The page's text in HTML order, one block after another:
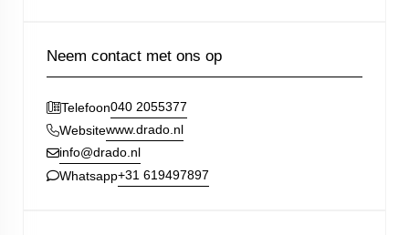
Neem contact met ons op
Telefoon040 2055377
Websitewww.drado.nl
info@drado.nl
Whatsapp+31 619497897